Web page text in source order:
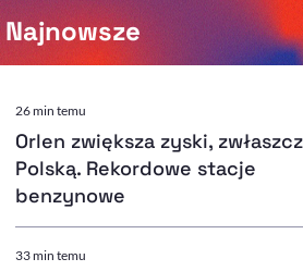
Resetuj opcje
Ułatwienia dostępności
Najnowsze
26 min temu
Orlen zwiększa zyski,
Polską. Rekordowe stacje
benzynowe
33 min temu